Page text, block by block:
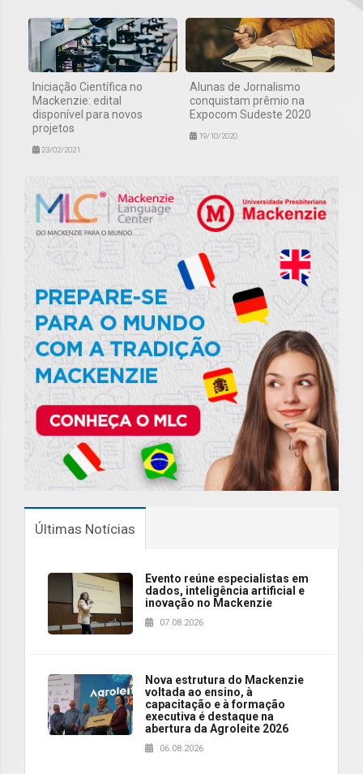
Iniciação Científica no
Mackenzie: edital
disponível para novos
projetos
23/02/2021
Alunas de Jornalismo
conquistam prêmio na
Expocom Sudeste 2020
19/10/2020
Últimas Notícias
Evento reúne especialistas em
dados, inteligência artificial e
inovação no Mackenzie
07.08.2026
Nova estrutura do Mackenzie
voltada ao ensino, à
capacitação e à formação
executiva é destaque na
abertura da Agroleite 2026
06.08.2026